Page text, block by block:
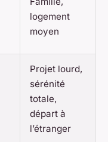
logement
moyen
Projet lourd,
sérénité
totale,
départ à
l’étranger